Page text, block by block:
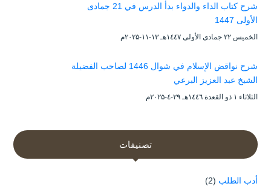
شرح كتاب الداء والدواء بدأ الدرس في 21 جمادى
الأولى 1447
الخميس ۲۲ جمادى الأولى ۱٤٤۷هـ ۱۳-۱۱-۲۰۲۵م
شرح نواقض الإسلام في شوال 1446 لصاحب الفضيلة
الشيخ عبد العزيز البرعي
الثلاثاء ۱ ذو القعدة ۱٤٤٦هـ ۲۹-٤-۲۰۲۵م
تصنيفات
أدب الطلب (2)